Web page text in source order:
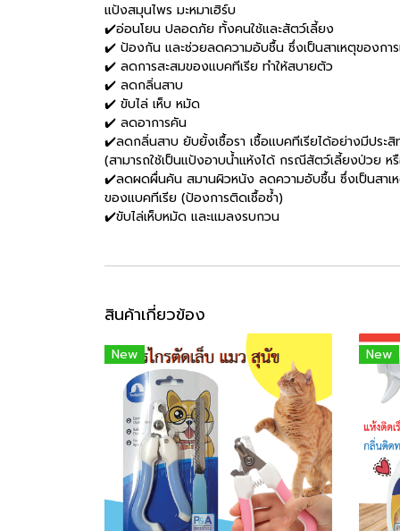
แป้งสมุนไพร มะหมาเฮิร์บ
✔️อ่อนโยน ปลอดภัย ทั้งคนใช้และสัตว์เลี้ยง
✔️ ป้องกัน และช่วยลดความอับชื้น ซึ่งเป็นสาเหตุของการ
✔️ ลดการสะสมของแบคทีเรีย ทำให้สบายตัว
✔️ ลดกลิ่นสาบ
✔️ ขับไล่ เห็บ หมัด
✔️ ลดอาการคัน
✔️ลดกลิ่นสาบ ยับยั้งเชื้อรา เชื้อแบคทีเรียได้อย่างมีประ
(สามารถใช้เป็นแป้งอาบน้ำแห้งได้ กรณีสัตว์เลี้ยงป่วย ห
✔️ลดผดผื่นคัน สมานผิวหนัง ลดความอับชื้น ซึ่งเป็นสาเห
ของแบคทีเรีย (ป้องการติดเชื้อซ้ำ)
✔️ขับไล่เห็บหมัด และแมลงรบกวน
สินค้าเกี่ยวข้อง
New New